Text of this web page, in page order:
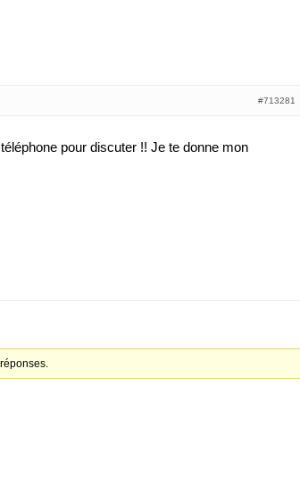
#713281
téléphone pour discuter !! Je te donne mon